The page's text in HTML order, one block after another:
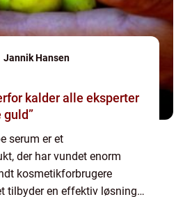
Jannik Hansen
kalder alle eksperter
guld”
serum er et
der har vundet enorm
kosmetikforbrugere
tilbyder en effektiv løsning